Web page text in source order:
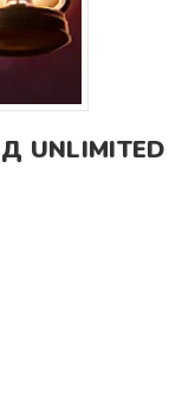
UNLIMITED